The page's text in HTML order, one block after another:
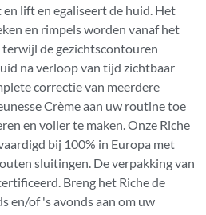
lift en egaliseert de huid. Het
en rimpels worden vanaf het
de gezichtscontouren
na verloop van tijd zichtbaar
correctie van meerdere
Crème aan uw routine toe
en voller te maken. Onze Riche
bij 100% in Europa met
sluitingen. De verpakking van
Breng het Riche de
en/of 's avonds aan om uw